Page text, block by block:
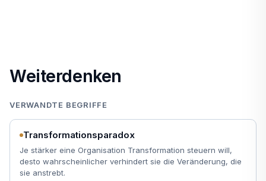
Weiterdenken
VERWANDTE BEGRIFFE
Transformationsparadox
Je stärker eine Organisation Transformation steuern will,
desto wahrscheinlicher verhindert sie die Veränderung, die
sie anstrebt.